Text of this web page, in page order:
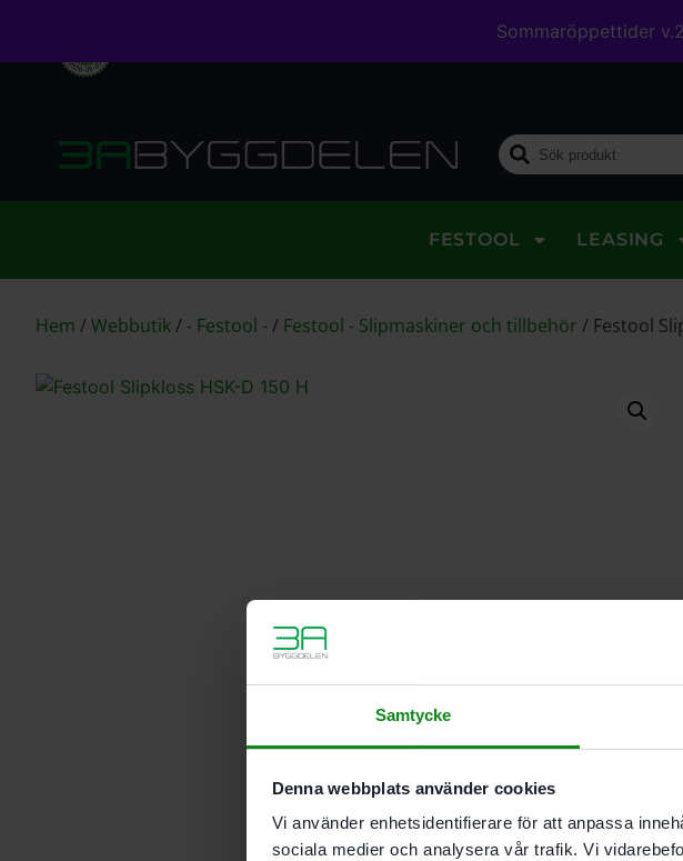
Samtycke
Denna webbplats använder cookies
Vi använder enhetsidentifierare för att anpassa
sociala medier och analysera vår trafik. Vi
Sommaröppettider
Smidig leverans
FESTOOL LEASING
Hem /Webbutik/ - Festool -/ Festool - Slipmaskiner och tillbehör / Festool